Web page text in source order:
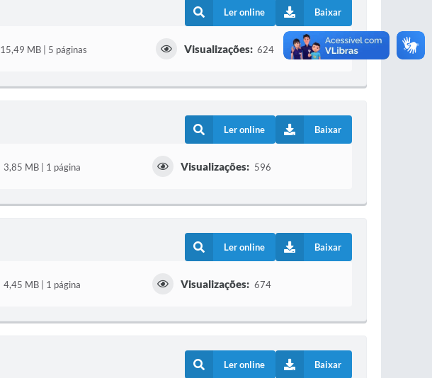
Ler online Baixar
15,49 MB | 5 páginas Visualizações: 624
Ler online Baixar
3,85 MB | 1 página Visualizações: 596
Ler online Baixar
4,45 MB | 1 página Visualizações: 674
Ler online Baixar